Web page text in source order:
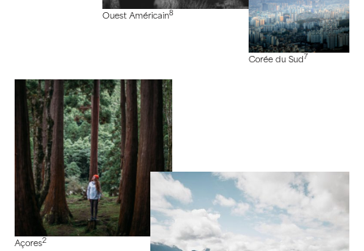
Ouest Américain8
Corée du Sud 7
Açores2